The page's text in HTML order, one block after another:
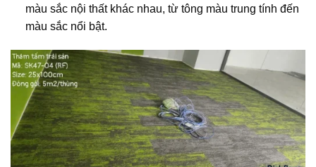
màu sắc nội thất khác nhau, từ tông màu trung tính đến
màu sắc nổi bật.